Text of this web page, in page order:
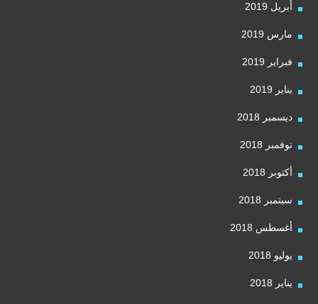
أبريل 2019
مارس 2019
فبراير 2019
يناير 2019
ديسمبر 2018
نوفمبر 2018
أكتوبر 2018
سبتمبر 2018
أغسطس 2018
يوليو 2018
يناير 2018